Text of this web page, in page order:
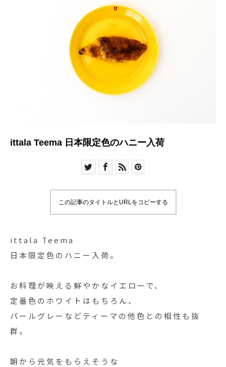
ittala Teema 日本限定色のハニー入荷
この記事のタイトルとURLをコピーする
ittala Teema
日本限定色のハニー入荷。
お料理が映える鮮やかなイエローで、
定番色のホワイトはもちろん、
パールグレーなどティーマの他色との相性も抜
群。
朝から元気をもらえそうな